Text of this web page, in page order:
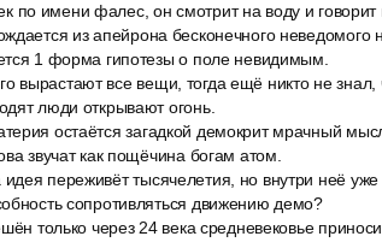
по имени фалес, он смотрит на воду и говорит
из апейрона бесконечного
1 форма гипотезы о поле невидимым.
все вещи, тогда ещё никто не знал,
люди открывают огонь.
остаётся загадкой демокрит мрачный
звучат как пощёчина богам атом.
переживёт тысячелетия, но внутри неё уже
сопротивляться движению демо?
только через 24 века средневековье